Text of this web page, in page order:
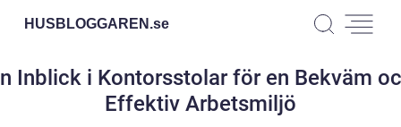
HUSBLOGGAREN.se
Inblick i Kontorsstolar för en Bekväm
Effektiv Arbetsmiljö